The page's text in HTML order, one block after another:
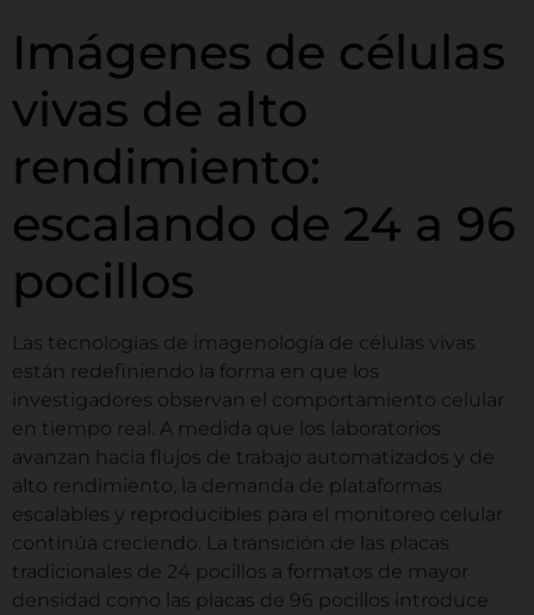
Imágenes de células
vivas de alto
rendimiento:
escalando de 24 a 96
pocillos
Las tecnologías de imagenología de células vivas
están redefiniendo la forma en que los
investigadores observan el comportamiento celular
en tiempo real. A medida que los laboratorios
avanzan hacia flujos de trabajo automatizados y de
alto rendimiento, la demanda de plataformas
escalables y reproducibles para el monitoreo celular
continúa creciendo. La transición de las placas
tradicionales de 24 pocillos a formatos de mayor
densidad como las placas de 96 pocillos introduce